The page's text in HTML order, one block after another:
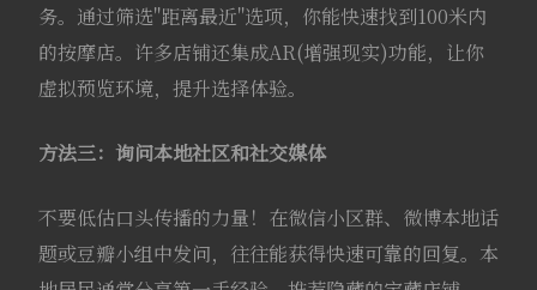
务。通过筛选"距离最近"选项，你能快速找到100米内
的按摩店。许多店铺还集成AR(增强现实)功能，让你
虚拟预览环境，提升选择体验。
方法三：询问本地社区和社交媒体
不要低估口头传播的力量！在微信小区群、微博本地话
题或豆瓣小组中发问，往往能获得快速可靠的回复。本